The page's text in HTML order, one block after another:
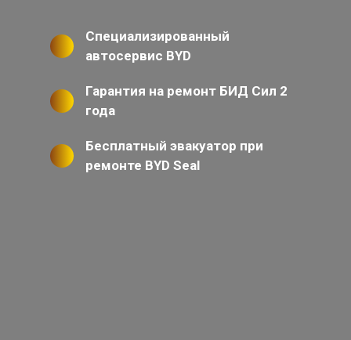
Специализированный
автосервис BYD
Гарантия на ремонт БИД Сил 2
года
Бесплатный эвакуатор при
ремонте BYD Seal